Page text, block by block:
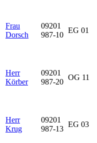
Frau
Dorsch
09201
987-10
EG 01
Herr
Körber
09201
987-20
OG 11
Herr
Krug
09201
987-13
EG 03